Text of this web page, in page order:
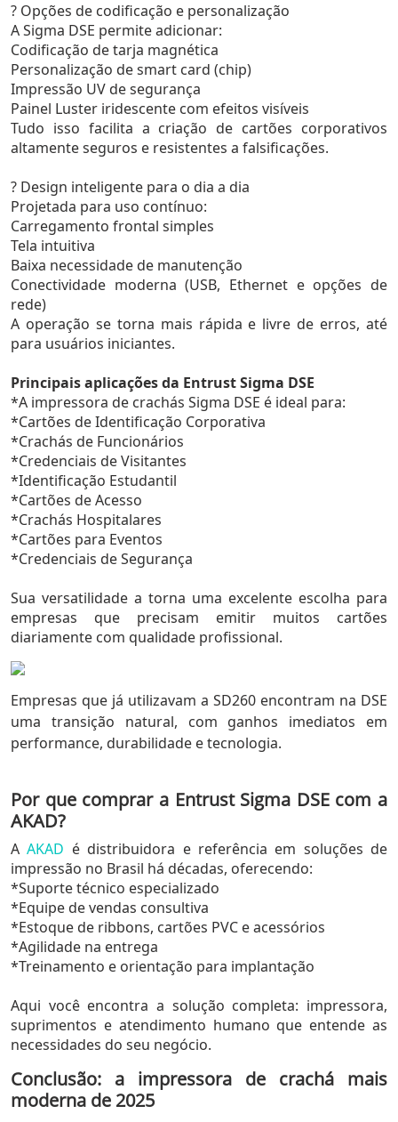
? Opções de codificação e personalização
A Sigma DSE permite adicionar:
Codificação de tarja magnética
Personalização de smart card (chip)
Impressão UV de segurança
Painel Luster iridescente com efeitos visíveis
Tudo isso facilita a criação de cartões corporativos
altamente seguros e resistentes a falsificações.
? Design inteligente para o dia a dia
Projetada para uso contínuo:
Carregamento frontal simples
Tela intuitiva
Baixa necessidade de manutenção
Conectividade moderna (USB, Ethernet e opções de
rede)
A operação se torna mais rápida e livre de erros, até
para usuários iniciantes.
Principais aplicações da Entrust Sigma DSE
*A impressora de crachás Sigma DSE é ideal para:
*Cartões de Identificação Corporativa
*Crachás de Funcionários
*Credenciais de Visitantes
*Identificação Estudantil
*Cartões de Acesso
*Crachás Hospitalares
*Cartões para Eventos
*Credenciais de Segurança
Sua versatilidade a torna uma excelente escolha para
empresas que precisam emitir muitos cartões
diariamente com qualidade profissional.
Empresas que já utilizavam a SD260 encontram na DSE
uma transição natural, com ganhos imediatos em
performance, durabilidade e tecnologia.
Por que comprar a Entrust Sigma DSE com a
AKAD?
AAKAD é distribuidora e referência em soluções de
impressão no Brasil há décadas, oferecendo:
*Suporte técnico especializado
*Equipe de vendas consultiva
*Estoque de ribbons, cartões PVC e acessórios
*Agilidade na entrega
*Treinamento e orientação para implantação
Aqui você encontra a solução completa: impressora,
suprimentos e atendimento humano que entende as
necessidades do seu negócio.
Conclusão: a impressora de crachá mais
moderna de 2025